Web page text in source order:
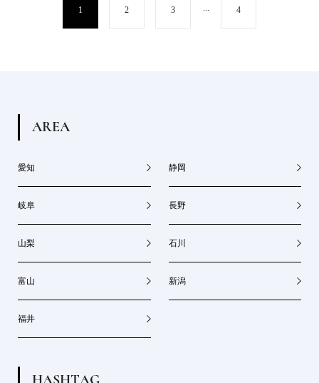
1 2 3 ... 4
AREA
愛知 静岡
岐阜 長野
山梨 石川
富山 新潟
福井